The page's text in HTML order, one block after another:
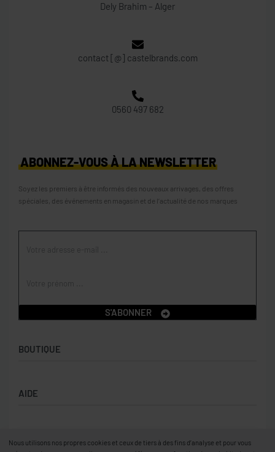
Dely Brahim – Alger
contact [@] castelbrands.com
0560 497 682
BOUTIQUE
Garçons
AIDE
Retours et échanges
ABONNEZ-VOUS À LA NEWSLETTER
Soyez les premiers à être informés des nouveaux arrivages, des offres
spéciales, des événements en magasin et de l’actualité de nos marques
S'ABONNER
Nous utilisons nos propres cookies et ceux de tiers à des fins d’analyse et pour vous